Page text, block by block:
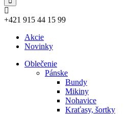
+421 915 44 15 99
Akcie
Novinky
Oblečenie
Pánske
Bundy
Mikiny
Nohavice
Kraťasy, šortky